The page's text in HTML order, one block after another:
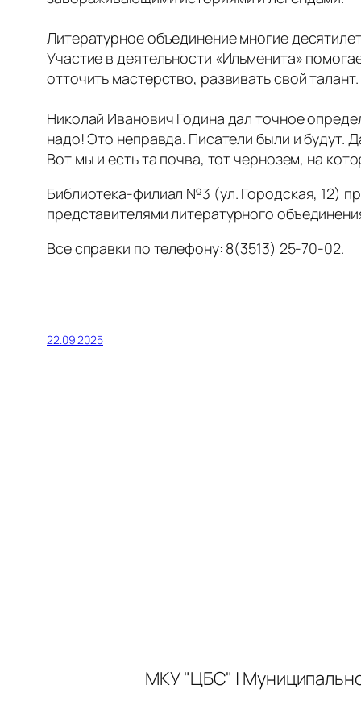
Литературное объединение многие
Участие в деятельности «Ильменита»
отточить мастерство, развивать свой талант.
Николай Иванович Година дал точное
надо! Это неправда. Писатели были и будут.
Вот мы и есть та почва, тот чернозем, на
Библиотека-филиал №3 (ул. Городская, 12)
представителями литературного
Все справки по телефону: 8(3513) 25-70-02.
22.09.2025
МКУ "ЦБС" |